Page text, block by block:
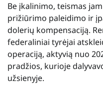
Be įkalinimo, teismas
prižiūrimo paleidimo ir
dolerių kompensaciją.
federaliniai tyrėjai
operaciją, aktyvią nuo
pradžios, kurioje
užsienyje.